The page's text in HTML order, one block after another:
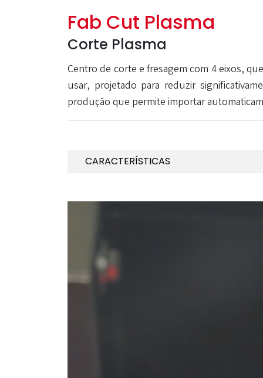
Fab Cut Plasma
Corte Plasma
Centro de corte e fresagem com 4 eixos,
usar, projetado para reduzir
produção que permite importar
CARACTERÍSTICAS